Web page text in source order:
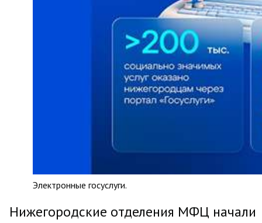
Электронные госуслуги.
Нижегородские отделения МФЦ начали